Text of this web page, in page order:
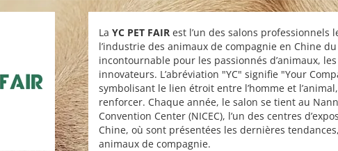
La YC PET FAIRest l’un des salons professionnels
l’industrie des animaux de compagnie en Chine
incontournable pour les passionnés d’animaux,
innovateurs. L’abréviation "YC" signifie "Your
symbolisant le lien étroit entre l’homme et
renforcer. Chaque année, le salon se tient au
Convention Center (NICEC), l’un des centres
Chine, où sont présentées les dernières
animaux de compagnie.